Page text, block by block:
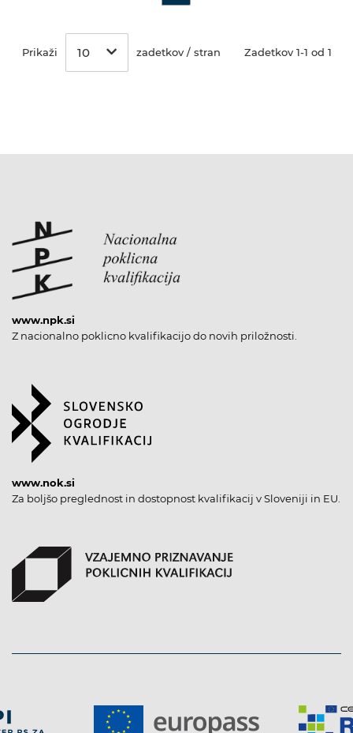
Prikaži 10 zadetkov / stran Zadetkov 1-1 od 1
www.npk.si
Z nacionalno poklicno kvalifikacijo do novih priložnosti.
www.nok.si
Za boljšo preglednost in dostopnost kvalifikacij v Sloveniji in EU.